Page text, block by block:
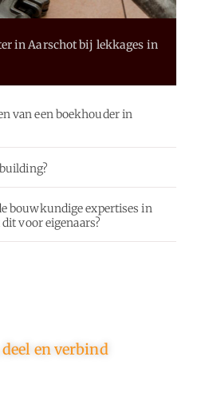
in Aarschot bij lekkages in
van een boekhouder in
bouwkundige expertises in
voor eigenaars?
en verbind